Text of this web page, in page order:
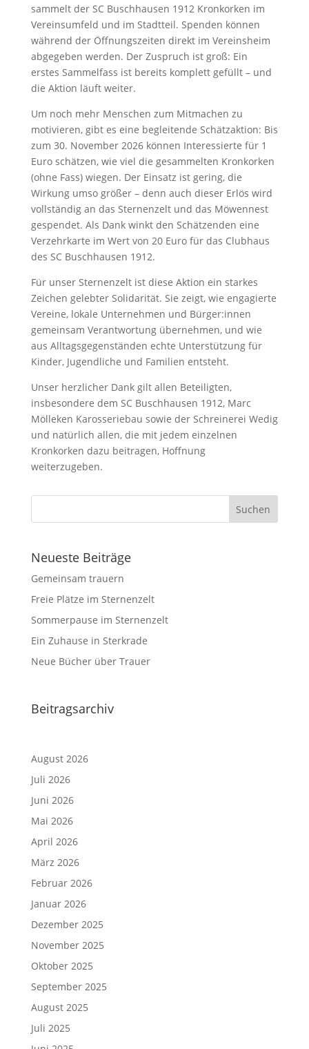
sammelt der SC Buschhausen 1912 Kronkorken im
Vereinsumfeld und im Stadtteil. Spenden können
während der Öffnungszeiten direkt im Vereinsheim
abgegeben werden. Der Zuspruch ist groß: Ein
erstes Sammelfass ist bereits komplett gefüllt – und
die Aktion läuft weiter.
Um noch mehr Menschen zum Mitmachen zu
motivieren, gibt es eine begleitende Schätzaktion: Bis
zum 30. November 2026 können Interessierte für 1
Euro schätzen, wie viel die gesammelten Kronkorken
(ohne Fass) wiegen. Der Einsatz ist gering, die
Wirkung umso größer – denn auch dieser Erlös wird
vollständig an das Sternenzelt und das Möwennest
gespendet. Als Dank winkt den Schätzenden eine
Verzehrkarte im Wert von 20 Euro für das Clubhaus
des SC Buschhausen 1912.
Für unser Sternenzelt ist diese Aktion ein starkes
Zeichen gelebter Solidarität. Sie zeigt, wie engagierte
Vereine, lokale Unternehmen und Bürger:innen
gemeinsam Verantwortung übernehmen, und wie
aus Alltagsgegenständen echte Unterstützung für
Kinder, Jugendliche und Familien entsteht.
Unser herzlicher Dank gilt allen Beteiligten,
insbesondere dem SC Buschhausen 1912, Marc
Mölleken Karosseriebau sowie der Schreinerei Wedig
und natürlich allen, die mit jedem einzelnen
Kronkorken dazu beitragen, Hoffnung
weiterzugeben.
Neueste Beiträge
Gemeinsam trauern
Freie Plätze im Sternenzelt
Sommerpause im Sternenzelt
Ein Zuhause in Sterkrade
Neue Bücher über Trauer
Beitragsarchiv
August 2026
Juli 2026
Juni 2026
Mai 2026
April 2026
März 2026
Februar 2026
Januar 2026
Dezember 2025
November 2025
Oktober 2025
September 2025
August 2025
Juli 2025